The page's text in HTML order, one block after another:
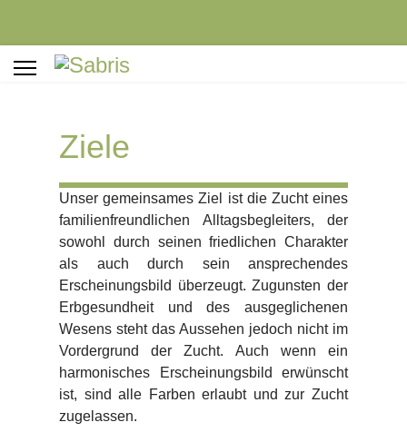
Ziele
Unser gemeinsames Ziel ist die Zucht eines
familienfreundlichen Alltagsbegleiters, der
sowohl durch seinen friedlichen Charakter
als auch durch sein ansprechendes
Erscheinungsbild überzeugt. Zugunsten der
Erbgesundheit und des ausgeglichenen
Wesens steht das Aussehen jedoch nicht im
Vordergrund der Zucht. Auch wenn ein
harmonisches Erscheinungsbild erwünscht
ist, sind alle Farben erlaubt und zur Zucht
zugelassen.